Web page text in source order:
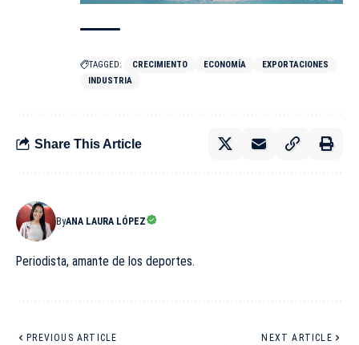
TAGGED: CRECIMIENTO ECONOMÍA
EXPORTACIONES
INDUSTRIA
Share This Article
ByANA LAURA LÓPEZ
Periodista, amante de los deportes.
PREVIOUS ARTICLE NEXT ARTICLE